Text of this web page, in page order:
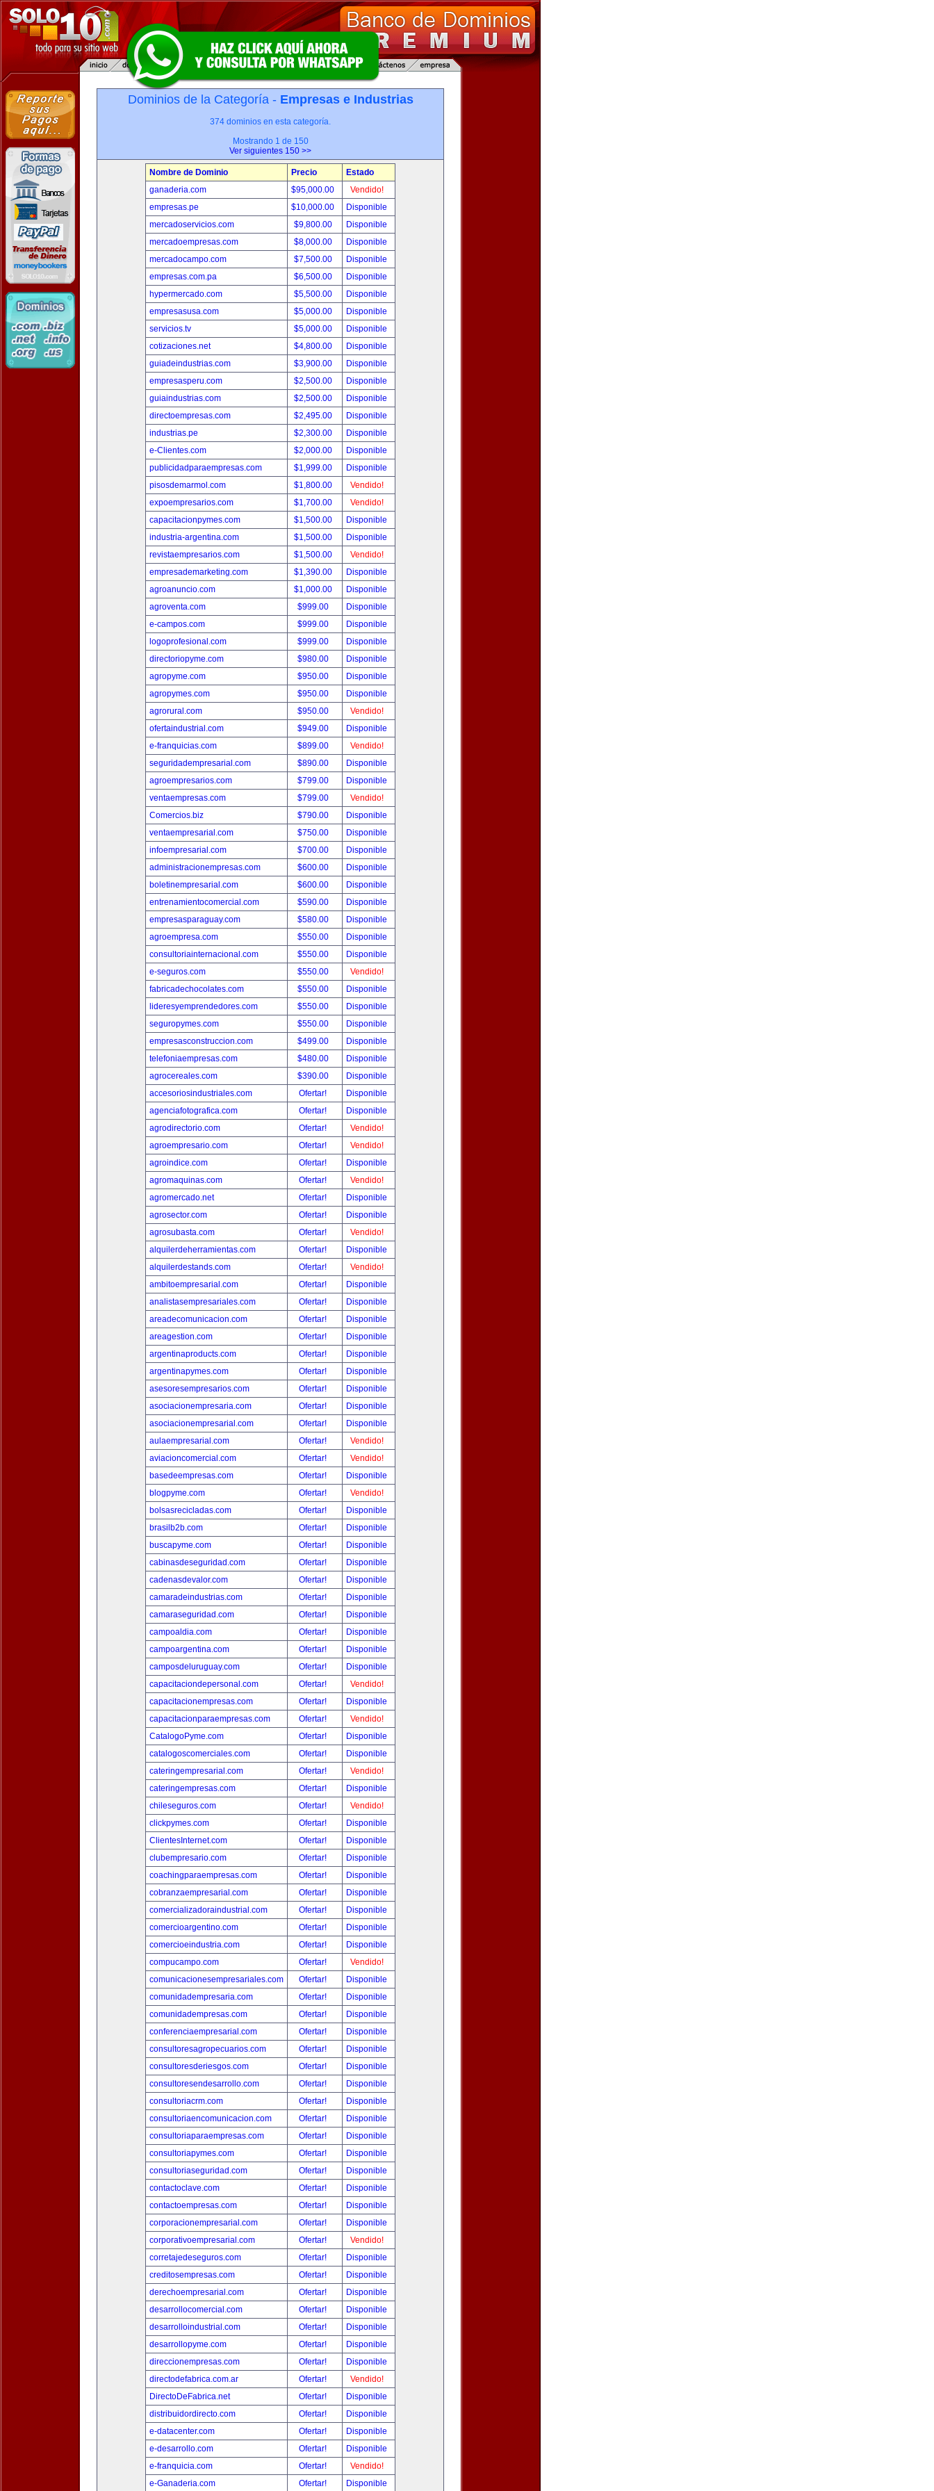
Dominios de la Categoría - Empresas e Industrias
374 dominios en esta categoría.
Mostrando 1 de 150
Ver siguientes 150 >>
Nombre de Dominio Precio
Estado
ganaderia.com
$95,000.00
Vendido!
empresas.pe
$10,000.00
Disponible
mercadoservicios.com
$9,800.00
Disponible
mercadoempresas.com
$8,000.00
Disponible
mercadocampo.com
$7,500.00
Disponible
empresas.com.pa
$6,500.00
Disponible
hypermercado.com
$5,500.00
Disponible
empresasusa.com
$5,000.00
Disponible
servicios.tv
$5,000.00
Disponible
cotizaciones.net
$4,800.00
Disponible
guiadeindustrias.com
$3,900.00
Disponible
empresasperu.com
$2,500.00
Disponible
guiaindustrias.com
$2,500.00
Disponible
directoempresas.com
$2,495.00
Disponible
industrias.pe
$2,300.00
Disponible
e-Clientes.com
$2,000.00
Disponible
publicidadparaempresas.com
$1,999.00
Disponible
pisosdemarmol.com
$1,800.00
Vendido!
expoempresarios.com
$1,700.00
Vendido!
capacitacionpymes.com
$1,500.00
Disponible
industria-argentina.com
$1,500.00
Disponible
revistaempresarios.com
$1,500.00
Vendido!
empresademarketing.com
$1,390.00
Disponible
agroanuncio.com
$1,000.00
Disponible
agroventa.com
$999.00
Disponible
e-campos.com
$999.00
Disponible
logoprofesional.com
$999.00
Disponible
directoriopyme.com
$980.00
Disponible
agropyme.com
$950.00
Disponible
agropymes.com
$950.00
Disponible
agrorural.com
$950.00
Vendido!
ofertaindustrial.com
$949.00
Disponible
e-franquicias.com
$899.00
Vendido!
seguridadempresarial.com
$890.00
Disponible
agroempresarios.com
$799.00
Disponible
ventaempresas.com
$799.00
Vendido!
Comercios.biz
$790.00
Disponible
ventaempresarial.com
$750.00
Disponible
infoempresarial.com
$700.00
Disponible
administracionempresas.com
$600.00
Disponible
boletinempresarial.com
$600.00
Disponible
entrenamientocomercial.com
$590.00
Disponible
empresasparaguay.com
$580.00
Disponible
agroempresa.com
$550.00
Disponible
consultoriainternacional.com
$550.00
Disponible
e-seguros.com
$550.00
Vendido!
fabricadechocolates.com
$550.00
Disponible
lideresyemprendedores.com
$550.00
Disponible
seguropymes.com
$550.00
Disponible
empresasconstruccion.com
$499.00
Disponible
telefoniaempresas.com
$480.00
Disponible
agrocereales.com
$390.00
Disponible
accesoriosindustriales.com
Ofertar!
Disponible
agenciafotografica.com
Ofertar!
Disponible
agrodirectorio.com
Ofertar!
Vendido!
agroempresario.com
Ofertar!
Vendido!
agroindice.com
Ofertar!
Disponible
agromaquinas.com
Ofertar!
Vendido!
agromercado.net
Ofertar!
Disponible
agrosector.com
Ofertar!
Disponible
agrosubasta.com
Ofertar!
Vendido!
alquilerdeherramientas.com
Ofertar!
Disponible
alquilerdestands.com
Ofertar!
Vendido!
ambitoempresarial.com
Ofertar!
Disponible
analistasempresariales.com
Ofertar!
Disponible
areadecomunicacion.com
Ofertar!
Disponible
areagestion.com
Ofertar!
Disponible
argentinaproducts.com
Ofertar!
Disponible
argentinapymes.com
Ofertar!
Disponible
asesoresempresarios.com
Ofertar!
Disponible
asociacionempresaria.com
Ofertar!
Disponible
asociacionempresarial.com
Ofertar!
Disponible
aulaempresarial.com
Ofertar!
Vendido!
aviacioncomercial.com
Ofertar!
Vendido!
basedeempresas.com
Ofertar!
Disponible
blogpyme.com
Ofertar!
Vendido!
bolsasrecicladas.com
Ofertar!
Disponible
brasilb2b.com
Ofertar!
Disponible
buscapyme.com
Ofertar!
Disponible
cabinasdeseguridad.com
Ofertar!
Disponible
cadenasdevalor.com
Ofertar!
Disponible
camaradeindustrias.com
Ofertar!
Disponible
camaraseguridad.com
Ofertar!
Disponible
campoaldia.com
Ofertar!
Disponible
campoargentina.com
Ofertar!
Disponible
camposdeluruguay.com
Ofertar!
Disponible
capacitaciondepersonal.com
Ofertar!
Vendido!
capacitacionempresas.com
Ofertar!
Disponible
capacitacionparaempresas.com
Ofertar!
Vendido!
CatalogoPyme.com
Ofertar!
Disponible
catalogoscomerciales.com
Ofertar!
Disponible
cateringempresarial.com
Ofertar!
Vendido!
cateringempresas.com
Ofertar!
Disponible
chileseguros.com
Ofertar!
Vendido!
clickpymes.com
Ofertar!
Disponible
ClientesInternet.com
Ofertar!
Disponible
clubempresario.com
Ofertar!
Disponible
coachingparaempresas.com
Ofertar!
Disponible
cobranzaempresarial.com
Ofertar!
Disponible
comercializadoraindustrial.com
Ofertar!
Disponible
comercioargentino.com
Ofertar!
Disponible
comercioeindustria.com
Ofertar!
Disponible
compucampo.com
Ofertar!
Vendido!
comunicacionesempresariales.com
Ofertar!
Disponible
comunidadempresaria.com
Ofertar!
Disponible
comunidadempresas.com
Ofertar!
Disponible
conferenciaempresarial.com
Ofertar!
Disponible
consultoresagropecuarios.com
Ofertar!
Disponible
consultoresderiesgos.com
Ofertar!
Disponible
consultoresendesarrollo.com
Ofertar!
Disponible
consultoriacrm.com
Ofertar!
Disponible
consultoriaencomunicacion.com
Ofertar!
Disponible
consultoriaparaempresas.com
Ofertar!
Disponible
consultoriapymes.com
Ofertar!
Disponible
consultoriaseguridad.com
Ofertar!
Disponible
contactoclave.com
Ofertar!
Disponible
contactoempresas.com
Ofertar!
Disponible
corporacionempresarial.com
Ofertar!
Disponible
corporativoempresarial.com
Ofertar!
Vendido!
corretajedeseguros.com
Ofertar!
Disponible
creditosempresas.com
Ofertar!
Disponible
derechoempresarial.com
Ofertar!
Disponible
desarrollocomercial.com
Ofertar!
Disponible
desarrolloindustrial.com
Ofertar!
Disponible
desarrollopyme.com
Ofertar!
Disponible
direccionempresas.com
Ofertar!
Disponible
directodefabrica.com.ar
Ofertar!
Vendido!
DirectoDeFabrica.net
Ofertar!
Disponible
distribuidordirecto.com
Ofertar!
Disponible
e-datacenter.com
Ofertar!
Disponible
e-desarrollo.com
Ofertar!
Disponible
e-franquicia.com
Ofertar!
Vendido!
e-Ganaderia.com
Ofertar! Disponible